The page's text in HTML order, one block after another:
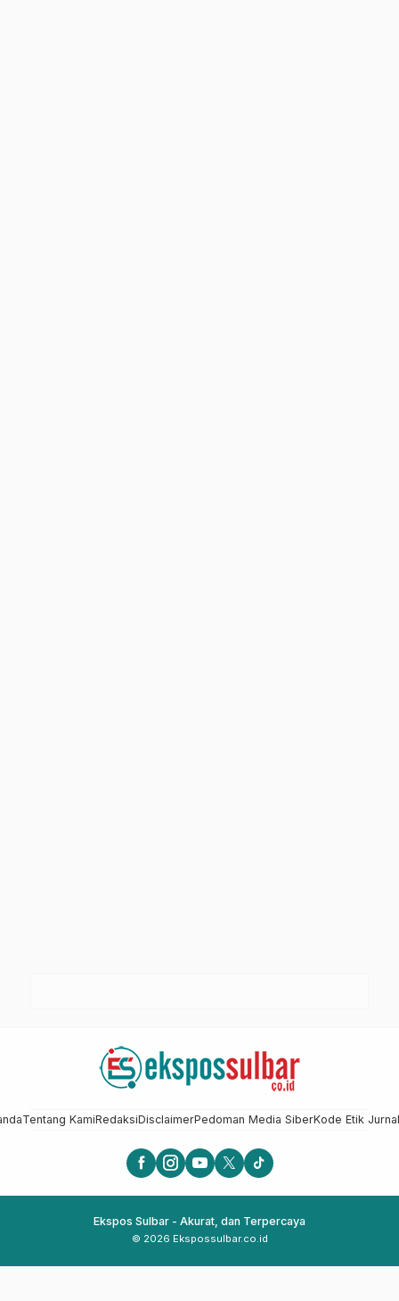
Tentang KamiRedaksiDisclaimerPedoman Media SiberKode Etik
Ekspos Sulbar - Akurat, dan Terpercaya
© 2026 Ekspossulbar.co.id